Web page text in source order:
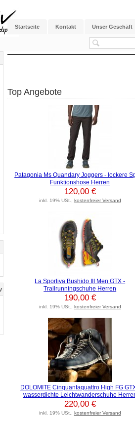
Startseite Kontakt Unser Geschäft
Top Angebote
Patagonia Ms Quandary Joggers - lockere
Funktionshose Herren
120,00 €
inkl. 19% USt., kostenfreier Versand
La Sportiva Bushido III Men GTX -
Trailrunningschuhe Herren
190,00 €
inkl. 19% USt., kostenfreier Versand
DOLOMITE Cinquantaquattro High FG
wasserdichte Leichtwanderschuhe
220,00 €
inkl. 19% USt., kostenfreier Versand